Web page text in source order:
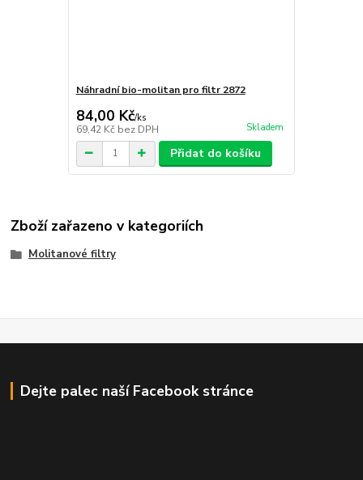
Náhradní bio-molitan pro filtr 2872
84,00 Kč/ks
69,42 Kč bez DPH Skladem
Přidat do košíku
Zboží zařazeno v kategoriích
Molitanové filtry
Dejte palec naší Facebook stránce